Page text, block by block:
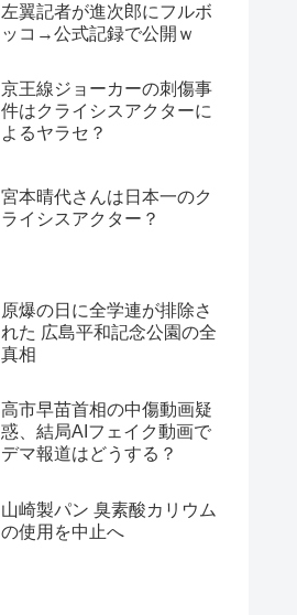
左翼記者が進次郎にフルボ
ッコ→公式記録で公開ｗ
京王線ジョーカーの刺傷事
件はクライシスアクターに
よるヤラセ？
宮本晴代さんは日本一のク
ライシスアクター？
原爆の日に全学連が排除さ
れた 広島平和記念公園の全
真相
高市早苗首相の中傷動画疑
惑、結局AIフェイク動画で
デマ報道はどうする？
山崎製パン 臭素酸カリウム
の使用を中止へ